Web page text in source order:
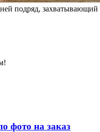
подряд,
фото на заказ